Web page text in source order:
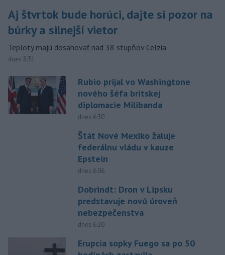
Aj štvrtok bude horúci, dajte si pozor na
búrky a silnejší vietor
Teploty majú dosahovať nad 38 stupňov Celzia.
dnes 8:31
Rubio prijal vo Washingtone
nového šéfa britskej
diplomacie Milibanda
dnes 6:30
Štát Nové Mexiko žaluje
federálnu vládu v kauze
Epstein
dnes 6:06
Dobrindt: Dron v Lipsku
predstavuje novú úroveň
nebezpečenstva
dnes 6:20
Erupcia sopky Fuego sa po 50